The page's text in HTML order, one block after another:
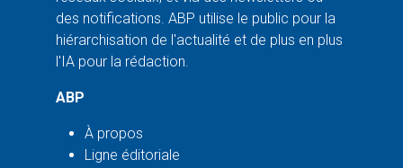
des notifications. ABP utilise le public pour la
hiérarchisation de l'actualité et de plus en plus
l'IA pour la rédaction.
ABP
À propos
Ligne éditoriale